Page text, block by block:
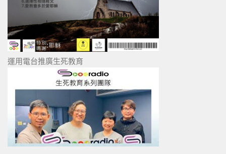
運用電台推廣生死教育